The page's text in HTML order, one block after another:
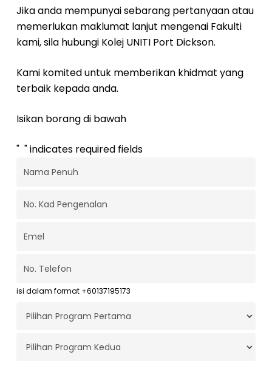
Jika anda mempunyai sebarang pertanyaan atau
memerlukan maklumat lanjut mengenai Fakulti
kami, sila hubungi Kolej UNITI Port Dickson.
Kami komited untuk memberikan khidmat yang
terbaik kepada anda.
Isikan borang di bawah
"* " indicates required fields
Nama
No.
Pengenalan
Emel*
No.
Telefon*
isi dalam format +60137195173
Program
Program